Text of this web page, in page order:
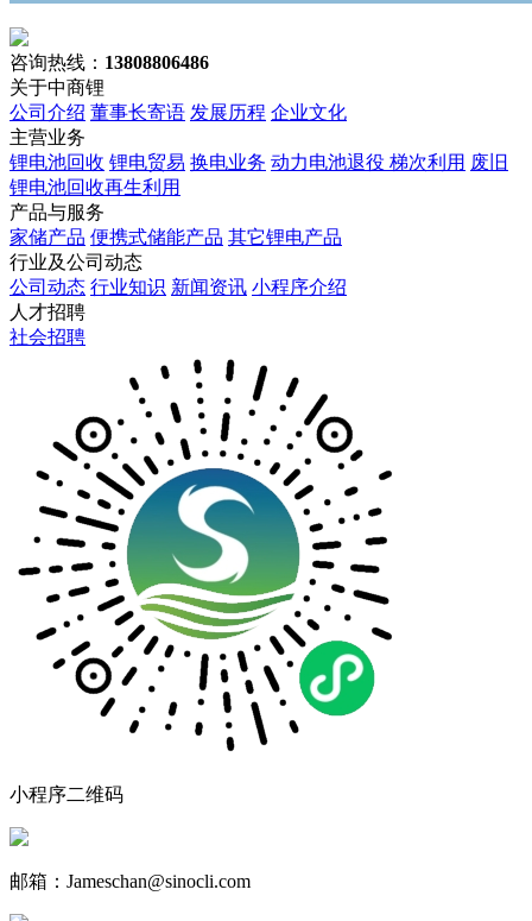
咨询热线： 13808806486
关于中商锂
公司介绍 董事长寄语 发展历程 企业文化
主营业务
锂电池回收 锂电贸易 换电业务 动力电池退役 梯次利用 废旧
锂电池回收再生利用
产品与服务
家储产品 便携式储能产品 其它锂电产品
行业及公司动态
公司动态 行业知识 新闻资讯 小程序介绍
人才招聘
社会招聘
小程序二维码
邮箱：Jameschan@sinocli.com